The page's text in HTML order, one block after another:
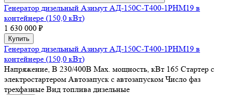
Генератор дизельный Азимут АД-150С-Т400-1РHМ19 в
контейнере (150,0 кВт)
1 630 000 ₽
Купить
Генератор дизельный Азимут АД-150С-Т400-1РHМ19 в
контейнере (150,0 кВт)
Напряжение, В 230/400В Max. мощность, кВт 165 Стартер с
электростартером Автозапуск с автозапуском Число фаз
трехфазные Вид топлива дизельные